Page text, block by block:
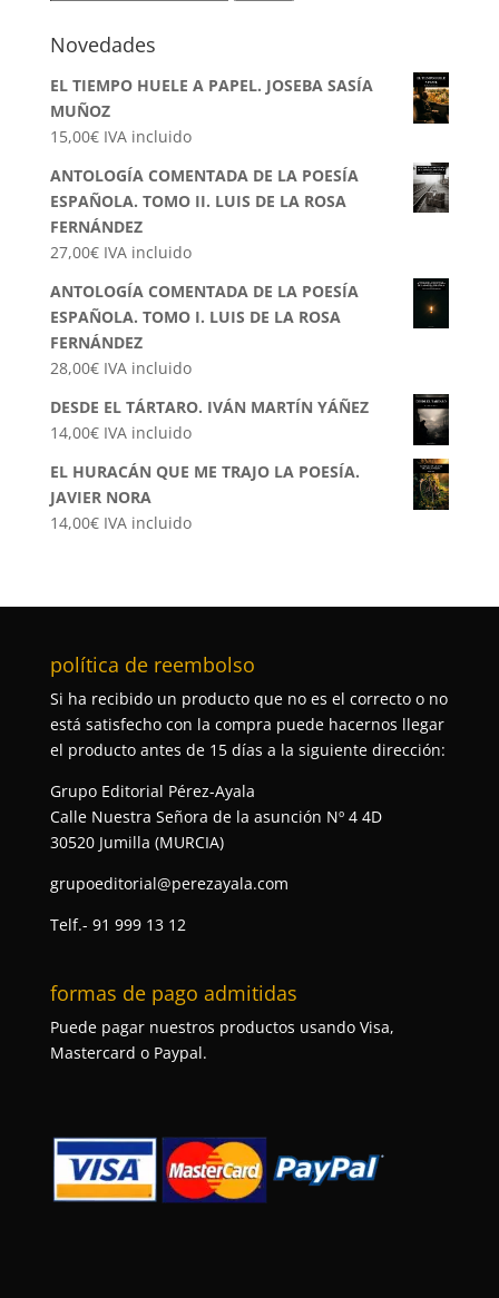
Novedades
EL TIEMPO HUELE A PAPEL. JOSEBA SASÍA
MUÑOZ
15,00€ IVA incluido
ANTOLOGÍA COMENTADA DE LA POESÍA
ESPAÑOLA. TOMO II. LUIS DE LA ROSA
FERNÁNDEZ
27,00€ IVA incluido
ANTOLOGÍA COMENTADA DE LA POESÍA
ESPAÑOLA. TOMO I. LUIS DE LA ROSA
FERNÁNDEZ
28,00€ IVA incluido
DESDE EL TÁRTARO. IVÁN MARTÍN YÁÑEZ
14,00€ IVA incluido
EL HURACÁN QUE ME TRAJO LA POESÍA.
JAVIER NORA
14,00€ IVA incluido
política de reembolso
Si ha recibido un producto que no es el correcto o no
está satisfecho con la compra puede hacernos llegar
el producto antes de 15 días a la siguiente dirección:
Grupo Editorial Pérez-Ayala
Calle Nuestra Señora de la asunción Nº 4 4D
30520 Jumilla (MURCIA)
grupoeditorial@perezayala.com
Telf.- 91 999 13 12
formas de pago admitidas
Puede pagar nuestros productos usando Visa,
Mastercard o Paypal.